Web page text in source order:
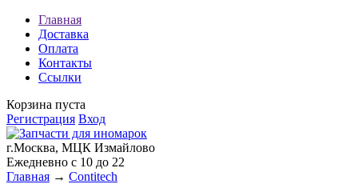
Главная
Доставка
Оплата
Контакты
Ссылки
Корзина пуста
Регистрация Вход
г.Москва, МЦК Измайлово
Ежедневно с 10 до 22
Главная → Contitech